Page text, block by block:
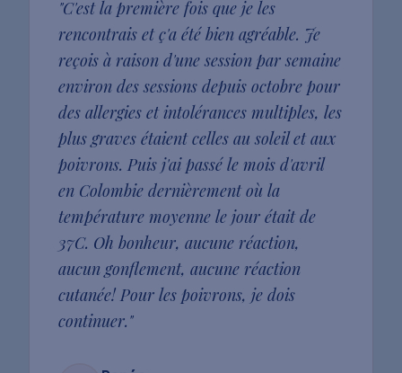
"C'est la première fois que je les
rencontrais et ç'a été bien agréable. Je
reçois à raison d'une session par semaine
environ des sessions depuis octobre pour
des allergies et intolérances multiples, les
plus graves étaient celles au soleil et aux
poivrons. Puis j'ai passé le mois d'avril
en Colombie dernièrement où la
température moyenne le jour était de
37C. Oh bonheur, aucune réaction,
aucun gonflement, aucune réaction
cutanée! Pour les poivrons, je dois
continuer."